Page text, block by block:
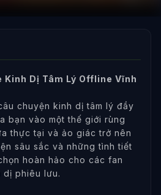
Kinh Dị Tâm Lý Offline Vĩnh
chuyện kinh dị tâm lý đầy
bạn vào một thế giới rùng
thực tại và ảo giác trở nên
sâu sắc và những tình tiết
hoàn hảo cho các fan
dị phiêu lưu.